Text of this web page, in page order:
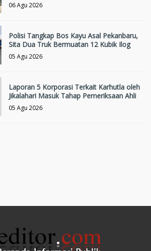
06 Agu 2026
Polisi Tangkap Bos Kayu Asal Pekanbaru,
Sita Dua Truk Bermuatan 12 Kubik Ilog
05 Agu 2026
Laporan 5 Korporasi Terkait Karhutla oleh
Jikalahari Masuk Tahap Pemeriksaan Ahli
05 Agu 2026